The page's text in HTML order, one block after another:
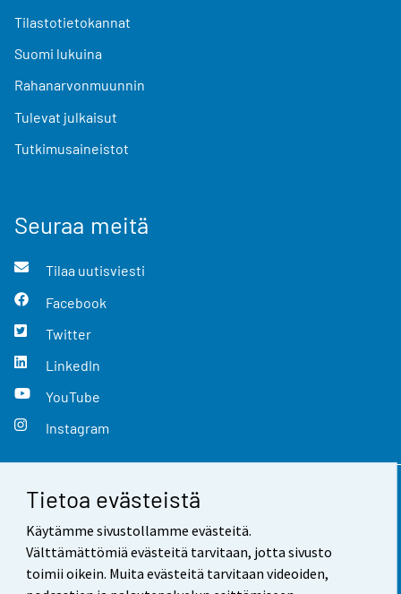
Tietoa evästeistä
Käytämme sivustollamme evästeitä.
Välttämättömiä evästeitä tarvitaan, jotta sivusto
toimii oikein. Muita evästeitä tarvitaan videoiden,
Tilastotietokannat
Suomi lukuina
Rahanarvonmuunnin
Tulevat julkaisut
Tutkimusaineistot
Seuraa meitä
Tilaa uutisviesti
Facebook
Twitter
LinkedIn
YouTube
Instagram
Yhteystiedot
Palaute
Käyttöehdot